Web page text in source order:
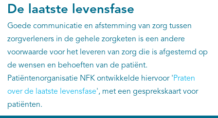
De laatste levensfase
Goede communicatie en afstemming van zorg tussen
zorgverleners in de gehele zorgketen is een andere
voorwaarde voor het leveren van zorg die is afgestemd op
de wensen en behoeften van de patiënt.
Patiëntenorganisatie NFK ontwikkelde hiervoor 'Praten
over de laatste levensfase', met een gesprekskaart voor
patiënten.